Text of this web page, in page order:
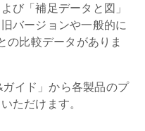
び「補足データと図」
バージョンや一般的に
の比較データがありま
イド」から各製品のプ
ただけます。